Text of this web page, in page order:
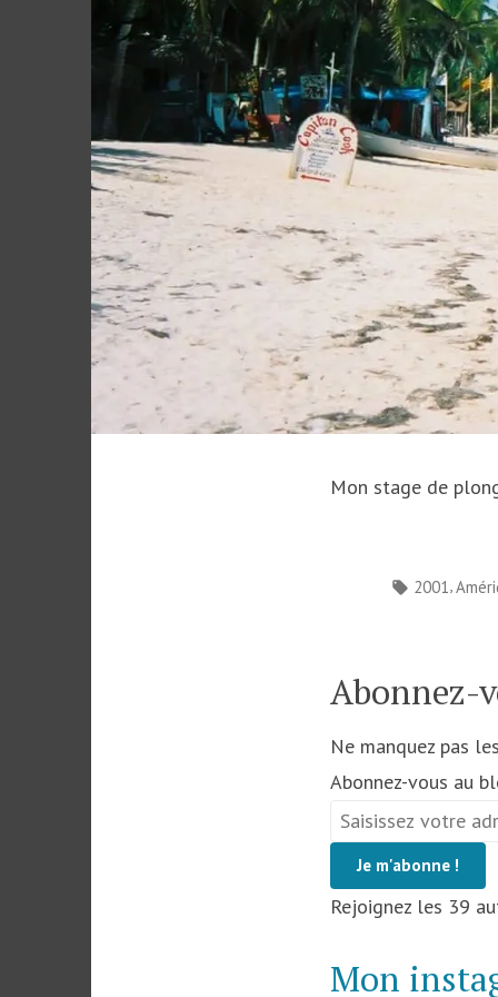
Mon stage de
Étiquettes :
2001,
Abonnez-
Ne manquez pas
Abonnez-vous au
Saisissez
votre
adresse
e-
Je m'abonne !
Rejoignez les 39
Mon